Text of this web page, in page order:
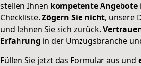
stellen Ihnen kompetente Angebote
Checkliste. Zögern Sie nicht, unsere
und lehnen Sie sich zurück.
Erfahrung in der Umzugsbranche
Füllen Sie jetzt das Formular aus und